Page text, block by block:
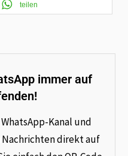
teilen
immer auf
Kanal und
direkt auf